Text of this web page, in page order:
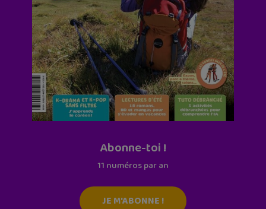
Abonne-toi !
11 numéros par an
JE M'ABONNE !